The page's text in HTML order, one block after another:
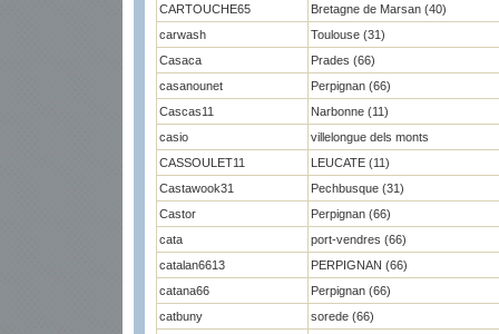
CARTOUCHE65
Bretagne de Marsan (40)
carwash
Toulouse (31)
Casaca
Prades (66)
casanounet
Perpignan (66)
Cascas11
Narbonne (11)
casio
villelongue dels monts
CASSOULET11
LEUCATE (11)
Castawook31
Pechbusque (31)
Castor
Perpignan (66)
cata
port-vendres (66)
catalan6613
PERPIGNAN (66)
catana66
Perpignan (66)
catbuny
sorede (66)